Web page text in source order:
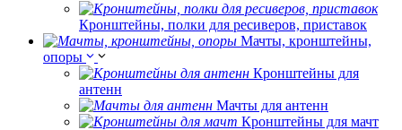
Кронштейны, полки для ресиверов, приставок
Мачты, кронштейны,
опоры
Кронштейны для
антенн
Мачты для антенн
Кронштейны для мачт